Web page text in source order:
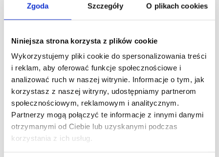
Zgoda Szczegóły O plikach cookies
Niniejsza strona korzysta z plików cookie
Wykorzystujemy pliki cookie do spersonalizowania treści
i reklam, aby oferować funkcje społecznościowe i
analizować ruch w naszej witrynie. Informacje o tym, jak
korzystasz z naszej witryny, udostępniamy partnerom
społecznościowym, reklamowym i analitycznym.
Partnerzy mogą połączyć te informacje z innymi danymi
otrzymanymi od Ciebie lub uzyskanymi podczas
korzystania z ich usług.
ale również wsparcia technologicznego. Obecnie na rynku
przedsiębiorstwa.Wykorzystaniesystemu
nowoczesnego i konkurencyjnego zarządzania zapasami.